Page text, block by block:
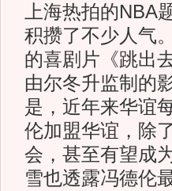
上海热拍的NBA
积攒了不少人气
的喜剧片《跳出
由尔冬升监制的
是，近年来华谊
伦加盟华谊，除
会，甚至有望成
雪也透露冯德伦